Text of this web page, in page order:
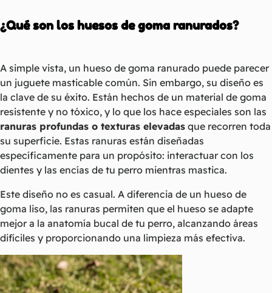
¿Qué son los huesos de goma ranurados?
A simple vista, un hueso de goma ranurado puede parecer
un juguete masticable común. Sin embargo, su diseño es
la clave de su éxito. Están hechos de un material de goma
resistente y no tóxico, y lo que los hace especiales son las
ranuras profundas o texturas elevadas que recorren toda
su superficie. Estas ranuras están diseñadas
específicamente para un propósito: interactuar con los
dientes y las encías de tu perro mientras mastica.
Este diseño no es casual. A diferencia de un hueso de
goma liso, las ranuras permiten que el hueso se adapte
mejor a la anatomía bucal de tu perro, alcanzando áreas
difíciles y proporcionando una limpieza más efectiva.